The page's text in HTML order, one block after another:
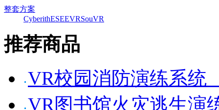
整套方案
CyberithESEEVRSouVR
推荐商品
VR校园消防演练系统
VR图书馆火灾逃生演